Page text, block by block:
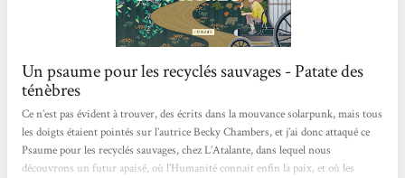
Un psaume pour les recyclés sauvages - Patate des
ténèbres
Ce n’est pas évident à trouver, des écrits dans la mouvance solarpunk, mais tous
les doigts étaient pointés sur l’autrice Becky Chambers, et j’ai donc attaqué ce
Psaume pour les recyclés sauvages, chez L’Atalante, dans lequel nous
découvrons un futur apaisé, où l’Humanité connait enfin la paix, et où les